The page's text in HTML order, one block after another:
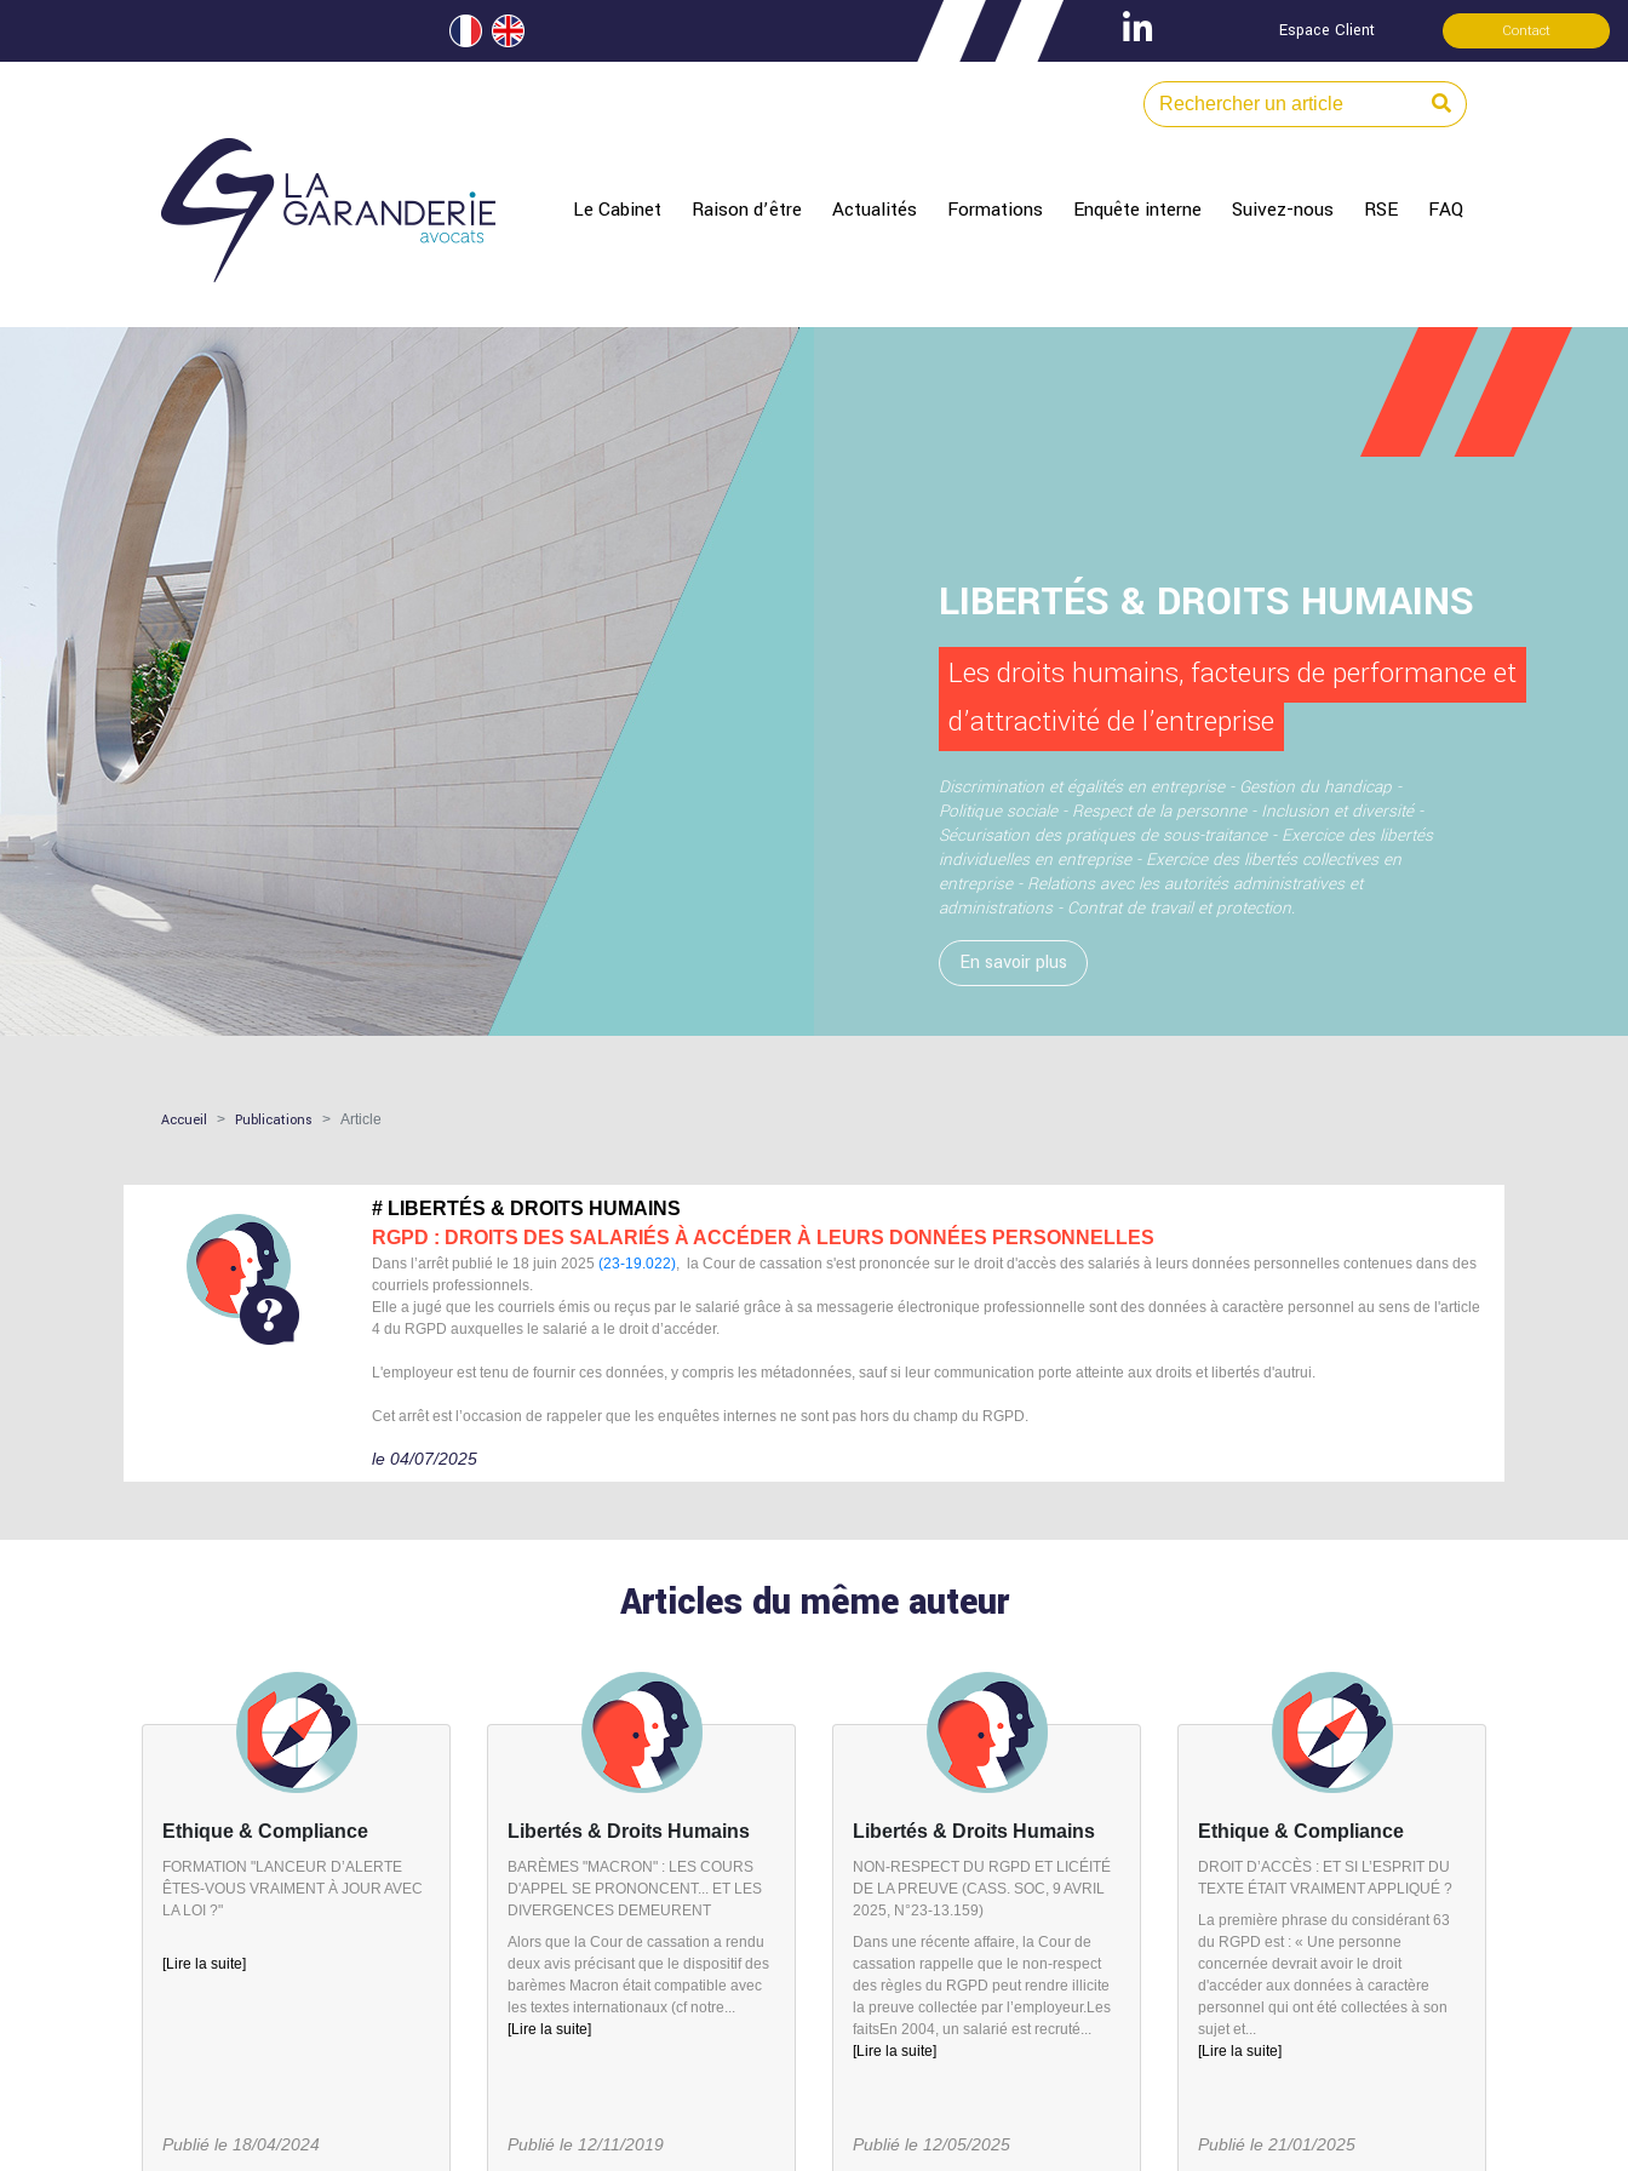
Espace Client Contact
Le Cabinet Raison d’être Actualités Formations Enquête interne Suivez-nous RSE FAQ
LIBERTÉS & DROITS HUMAINS
Les droits humains, facteurs de performance et
d’attractivité de l’entreprise
Discrimination et égalités en entreprise - Gestion du handicap -
Politique sociale - Respect de la personne - Inclusion et diversité -
Sécurisation des pratiques de sous-traitance - Exercice des libertés
individuelles en entreprise - Exercice des libertés collectives en
entreprise - Relations avec les autorités administratives et
administrations - Contrat de travail et protection.
En savoir plus
Accueil Publications Article
# LIBERTÉS & DROITS HUMAINS
RGPD : DROITS DES SALARIÉS À ACCÉDER À LEURS DONNÉES PERSONNELLES
Dans l’arrêt publié le 18 juin 2025 (23-19.022), la Cour de cassation s'est prononcée sur le droit d'accès des salariés à leurs données personnelles contenues dans des
courriels professionnels.
Elle a jugé que les courriels émis ou reçus par le salarié grâce à sa messagerie électronique professionnelle sont des données à caractère personnel au sens de l'article
4 du RGPD auxquelles le salarié a le droit d’accéder.
L'employeur est tenu de fournir ces données, y compris les métadonnées, sauf si leur communication porte atteinte aux droits et libertés d'autrui.
Cet arrêt est l’occasion de rappeler que les enquêtes internes ne sont pas hors du champ du RGPD.
le 04/07/2025
Articles du même auteur
Ethique & Compliance
FORMATION "LANCEUR D’ALERTE
ÊTES-VOUS VRAIMENT À JOUR AVEC
LA LOI ?"
[Lire la suite]
Publié le 18/04/2024
Libertés & Droits Humains
BARÈMES "MACRON" : LES COURS
D'APPEL SE PRONONCENT... ET LES
DIVERGENCES DEMEURENT
Alors que la Cour de cassation a rendu
deux avis précisant que le dispositif des
barèmes Macron était compatible avec
les textes internationaux (cf notre...
[Lire la suite]
Publié le 12/11/2019
Libertés & Droits Humains
NON-RESPECT DU RGPD ET LICÉITÉ
DE LA PREUVE (CASS. SOC, 9 AVRIL
2025, N°23-13.159)
Dans une récente affaire, la Cour de
cassation rappelle que le non-respect
des règles du RGPD peut rendre illicite
la preuve collectée par l’employeur.Les
faitsEn 2004, un salarié est recruté...
[Lire la suite]
Publié le 12/05/2025
Ethique & Compliance
DROIT D’ACCÈS : ET SI L’ESPRIT DU
TEXTE ÉTAIT VRAIMENT APPLIQUÉ ?
La première phrase du considérant 63
du RGPD est : « Une personne
concernée devrait avoir le droit
d'accéder aux données à caractère
personnel qui ont été collectées à son
sujet et...
[Lire la suite]
Publié le 21/01/2025